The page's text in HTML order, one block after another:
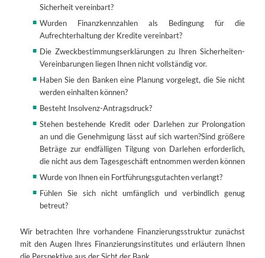
Sicherheit vereinbart?
Wurden Finanzkennzahlen als Bedingung für die
Aufrechterhaltung der Kredite vereinbart?
Die Zweckbestimmungserklärungen zu Ihren Sicherheiten-
Vereinbarungen liegen Ihnen nicht vollständig vor.
Haben Sie den Banken eine Planung vorgelegt, die Sie nicht
werden einhalten können?
Besteht Insolvenz-Antragsdruck?
Stehen bestehende Kredit oder Darlehen zur Prolongation
an und die Genehmigung lässt auf sich warten?Sind größere
Beträge zur endfälligen Tilgung von Darlehen erforderlich,
die nicht aus dem Tagesgeschäft entnommen werden können
Wurde von Ihnen ein Fortführungsgutachten verlangt?
Fühlen Sie sich nicht umfänglich und verbindlich genug
betreut?
Wir betrachten Ihre vorhandene Finanzierungsstruktur zunächst
mit den Augen Ihres Finanzierungsinstitutes und erläutern Ihnen
die Perspektive aus der Sicht der Bank.